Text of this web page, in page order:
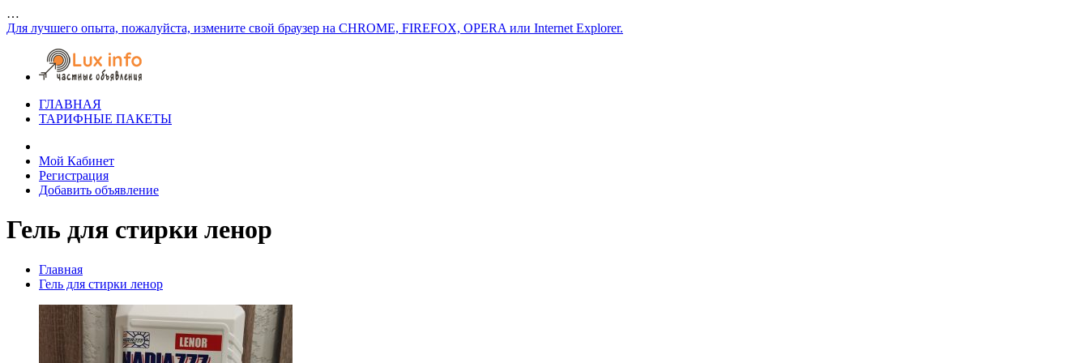
…
Для лучшего опыта, пожалуйста, измените свой браузер на CHROME, FIREFOX, OPERA или Internet Explorer.
ГЛАВНАЯ
ТАРИФНЫЕ ПАКЕТЫ
Мой Кабинет
Регистрация
Добавить объявление
Гель для стирки ленор
Главная
Гель для стирки ленор